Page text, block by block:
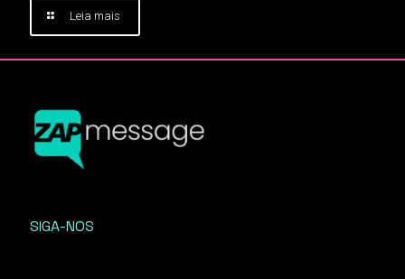
Leia mais
SIGA-NOS